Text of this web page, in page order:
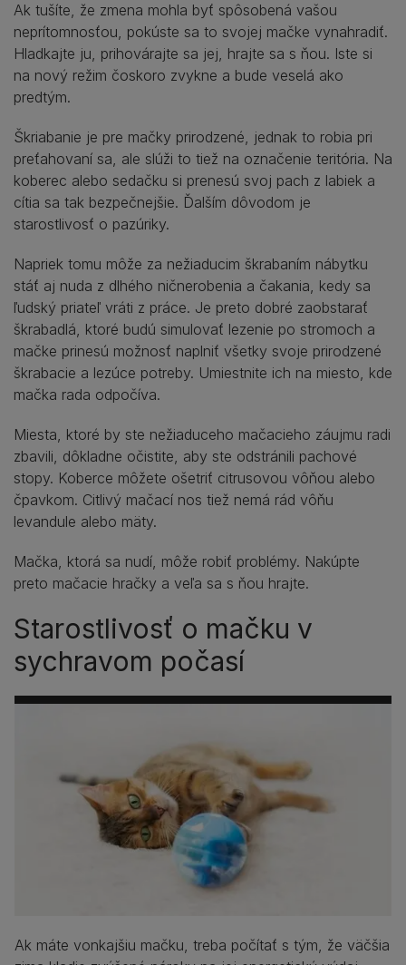
Ak tušíte, že zmena mohla byť spôsobená vašou
neprítomnosťou, pokúste sa to svojej mačke vynahradiť.
Hladkajte ju, prihovárajte sa jej, hrajte sa s ňou. Iste si
na nový režim čoskoro zvykne a bude veselá ako
predtým.
Škriabanie je pre mačky prirodzené, jednak to robia pri
preťahovaní sa, ale slúži to tiež na označenie teritória. Na
koberec alebo sedačku si prenesú svoj pach z labiek a
cítia sa tak bezpečnejšie. Ďalším dôvodom je
starostlivosť o pazúriky.
Napriek tomu môže za nežiaducim škrabaním nábytku
stáť aj nuda z dlhého ničnerobenia a čakania, kedy sa
ľudský priateľ vráti z práce. Je preto dobré zaobstarať
škrabadlá, ktoré budú simulovať lezenie po stromoch a
mačke prinesú možnosť naplniť všetky svoje prirodzené
škrabacie a lezúce potreby. Umiestnite ich na miesto, kde
mačka rada odpočíva.
Miesta, ktoré by ste nežiaduceho mačacieho záujmu radi
zbavili, dôkladne očistite, aby ste odstránili pachové
stopy. Koberce môžete ošetriť citrusovou vôňou alebo
čpavkom. Citlivý mačací nos tiež nemá rád vôňu
levandule alebo mäty.
Mačka, ktorá sa nudí, môže robiť problémy. Nakúpte
preto mačacie hračky a veľa sa s ňou hrajte.
Starostlivosť o mačku v
sychravom počasí
Ak máte vonkajšiu mačku, treba počítať s tým, že väčšia